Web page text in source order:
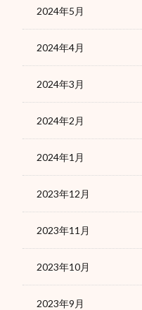
2024年5月
2024年4月
2024年3月
2024年2月
2024年1月
2023年12月
2023年11月
2023年10月
2023年9月